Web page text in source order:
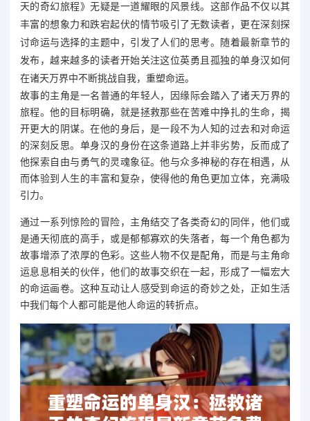
天的奇幻旅程》无疑是一道耀眼的风景线。这部作品不仅以其
丰富的想象力和跌宕起伏的情节吸引了无数读者，更在深刻探
讨命运与选择的主题中，引发了人们的思考。随着最新章节的
发布，越来越多的读者开始关注这位英勇且孤独的单身汉如何
在诸天万界中不断挑战自我，重塑命运。
故事的主角是一名普通的年轻人，因缘际会踏入了诸天万界的
旅程。他的目标明确，就是拯救那些在苦难中挣扎的生命，揭
开更大的阴谋。在他的身后，是一段不为人知的过去和对命运
的深刻反思。单身汉的身份在这条道路上并非劣势，反而成了
他探索自由与勇气的灵魂象征。他与众多神秘的存在相遇，从
而体验到人生的丰富和复杂，使得他的角色更加立体，充满吸
引力。
通过一系列惊险的冒险，主角结交了各类奇幻的同伴，他们或
是通天彻底的高手，或是郁郁寡欢的失落者，每一个角色都为
故事增添了浓厚的色彩。这些人物不仅是配角，而是与主角命
运息息相关的伙伴，他们的故事交织在一起，形成了一幅宏大
的命运画卷。这种互动让人感受到命运的奇妙之处，正如生活
中我们每个人都可能是他人命运的转折点。